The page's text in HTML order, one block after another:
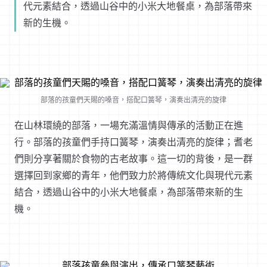
代元素結合，透過山谷中的小米大地餐桌，為部落帶來
新的生機。
部落的孩童們天賜的嗓音，搭配口簧琴，演奏出清亮的旋律
在山林環繞的部落，一場充滿溫情與傳承的活動正在進
行。部落的孩童們手持口簧琴，演奏出清亮的旋律；耆老
們則分享著關於食物的古老故事。這一切的背後，是一群
選擇回到家鄉的青年，他們致力於將傳統文化與現代元素
結合，透過山谷中的小米大地餐桌，為部落帶來新的生
機。